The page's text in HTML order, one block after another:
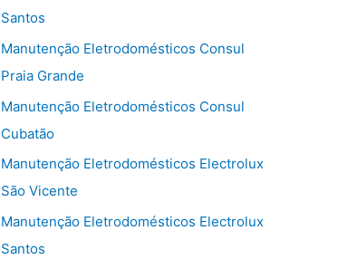
Santos
Manutenção Eletrodomésticos Consul
Praia Grande
Manutenção Eletrodomésticos Consul
Cubatão
Manutenção Eletrodomésticos Electrolux
São Vicente
Manutenção Eletrodomésticos Electrolux
Santos